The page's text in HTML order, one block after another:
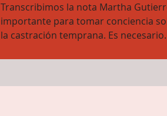
Transcribimos la nota Martha
importante para tomar conciencia
la castración temprana. Es necesario